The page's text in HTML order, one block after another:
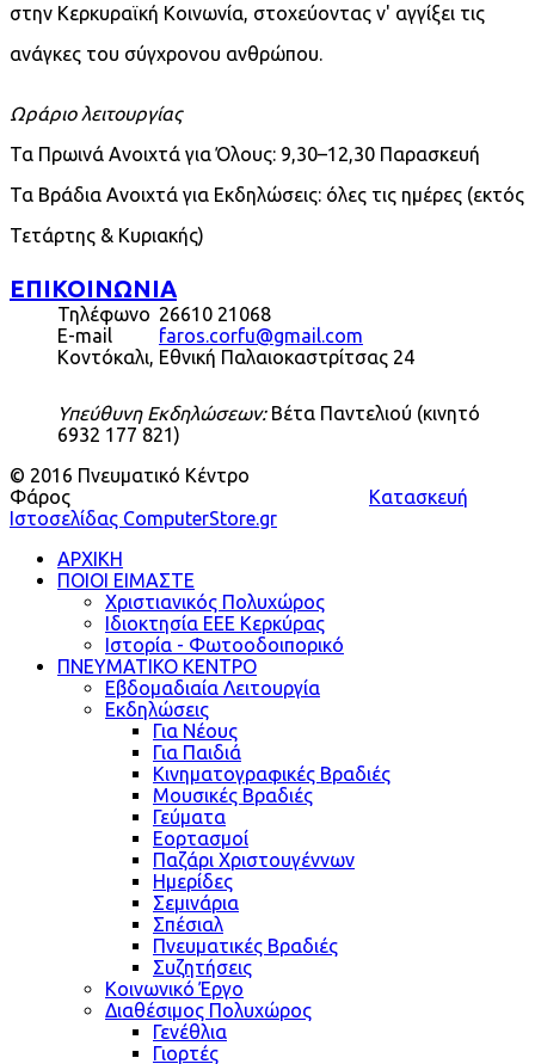
στην Κερκυραϊκή Κοινωνία, στοχεύοντας ν' αγγίξει τις
ανάγκες του σύγχρονου ανθρώπου.
Ωράριο λειτουργίας
Τα Πρωινά Ανοιχτά για Όλους: 9,30–12,30 Παρασκευή
Τα Βράδια Ανοιχτά για Εκδηλώσεις: όλες τις ημέρες (εκτός
Τετάρτης & Κυριακής)
ΕΠΙΚΟΙΝΩΝΙΑ
Τηλέφωνο 26610 21068
E-mail
faros.corfu@gmail.com
Κοντόκαλι, Εθνική Παλαιοκαστρίτσας 24
Υπεύθυνη Εκδηλώσεων:Βέτα Παντελιού (κινητό
6932 177 821)
© 2016 Πνευματικό Κέντρο
Φάρος
Κατασκευή
Ιστοσελίδας ComputerStore.gr
ΑΡΧΙΚΗ
ΠΟΙΟΙ ΕΙΜΑΣΤΕ
Χριστιανικός Πολυχώρος
Ιδιοκτησία ΕΕΕ Κερκύρας
Ιστορία - Φωτοοδοιπορικό
ΠΝΕΥΜΑΤΙΚΟ ΚΕΝΤΡΟ
Εβδομαδιαία Λειτουργία
Εκδηλώσεις
Για Νέους
Για Παιδιά
Κινηματογραφικές Βραδιές
Μουσικές Βραδιές
Γεύματα
Εορτασμοί
Παζάρι Χριστουγέννων
Ημερίδες
Σεμινάρια
Σπέσιαλ
Πνευματικές Βραδιές
Συζητήσεις
Κοινωνικό Έργο
Διαθέσιμος Πολυχώρος
Γενέθλια
Γιορτές